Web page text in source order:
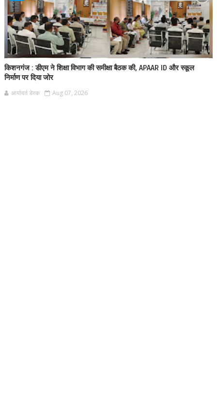
किशनगंज : डीएम ने शिक्षा विभाग की समीक्षा बैठक की, APAAR ID और स्कूल
निर्माण पर दिया जोर
आर्यावर्त डेस्क Aug 07, 2026